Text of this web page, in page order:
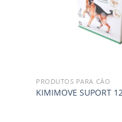
PRODUTOS PARA CÃO
KIMIMOVE SUPORT